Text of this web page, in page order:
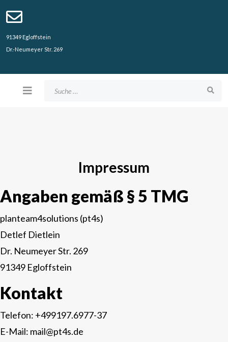
91349 Egloffstein
Dr.-Neumeyer Str. 269
Impressum
Angaben gemäß § 5 TMG
planteam4solutions (pt4s)
Detlef Dietlein
Dr. Neumeyer Str. 269
91349 Egloffstein
Kontakt
Telefon: +499197.6977-37
E-Mail: mail@pt4s.de